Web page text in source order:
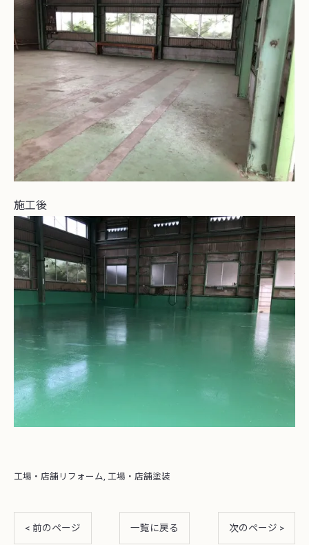
施工後
工場・店舗リフォーム 工場・店舗塗装
< 前のページ 一覧に戻る 次のページ >